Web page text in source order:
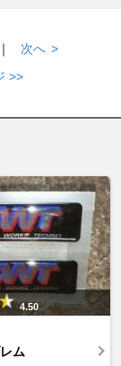
｜ 次へ >
>>
4.50
ム